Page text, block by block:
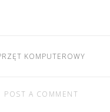
KOMPUTEROWY
POST A COMMENT